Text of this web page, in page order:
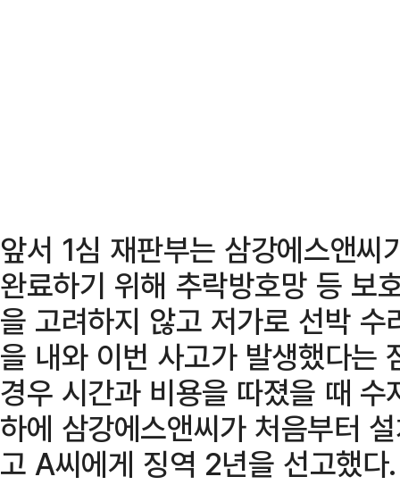
앞서 1심 재판부는 삼강에스앤
완료하기 위해 추락방호망 등 보
을 고려하지 않고 저가로 선박
을 내와 이번 사고가 발생했다는
경우 시간과 비용을 따졌을 때
하에 삼강에스앤씨가 처음부터
고 A씨에게 징역 2년을 선고했다.